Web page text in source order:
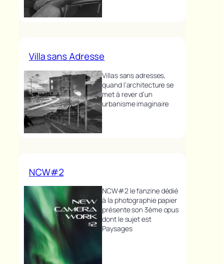
Villa sans Adresse
Villas sans adresses,
quand l’architecture se
met à rever d’un
urbanisme imaginaire
NCW#2
NCW#2 le fanzine dédié
à la photographie papier
présente son 3ème opus
dont le sujet est
Paysages